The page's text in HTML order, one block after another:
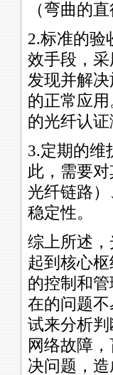
（弯曲的
2.标准的验
效手段，采
发现并解
的正常应
的光纤认
3.定期的维
此，需要
光纤链路
稳定性。
综上所述
起到核心
的控制和
在的问题
试来分析
网络故障
决问题，